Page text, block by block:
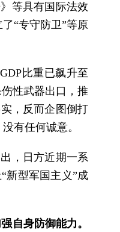
等具有国际法效
“专守防卫”等原
比重已飙升至
性武器出口，推
，反而企图倒打
有任何诚意。
，日方近期一系
新型军国主义”成
自身防御能力。